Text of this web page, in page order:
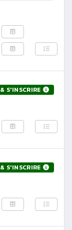
S'INSCRIRE
S'INSCRIRE